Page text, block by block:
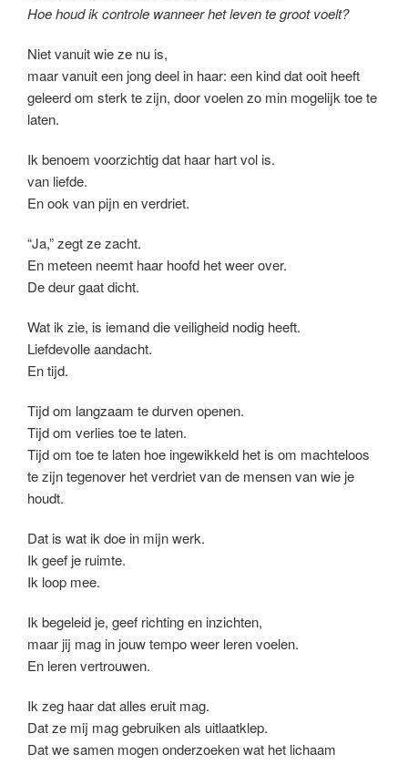
Hoe houd ik controle wanneer het leven te groot voelt?
Niet vanuit wie ze nu is,
maar vanuit een jong deel in haar: een kind dat ooit heeft
geleerd om sterk te zijn, door voelen zo min mogelijk toe te
laten.
Ik benoem voorzichtig dat haar hart vol is.
van liefde.
En ook van pijn en verdriet.
“Ja,” zegt ze zacht.
En meteen neemt haar hoofd het weer over.
De deur gaat dicht.
Wat ik zie, is iemand die veiligheid nodig heeft.
Liefdevolle aandacht.
En tijd.
Tijd om langzaam te durven openen.
Tijd om verlies toe te laten.
Tijd om toe te laten hoe ingewikkeld het is om machteloos
te zijn tegenover het verdriet van de mensen van wie je
houdt.
Dat is wat ik doe in mijn werk.
Ik geef je ruimte.
Ik loop mee.
Ik begeleid je, geef richting en inzichten,
maar jij mag in jouw tempo weer leren voelen.
En leren vertrouwen.
Ik zeg haar dat alles eruit mag.
Dat ze mij mag gebruiken als uitlaatklep.
Dat we samen mogen onderzoeken wat het lichaam